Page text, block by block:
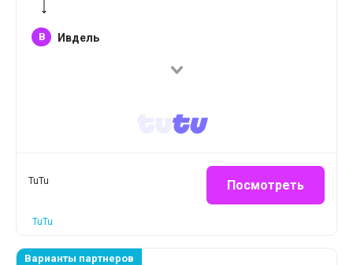
B Ивдель
TuTu Посмотреть
TuTu
Варианты партнеров